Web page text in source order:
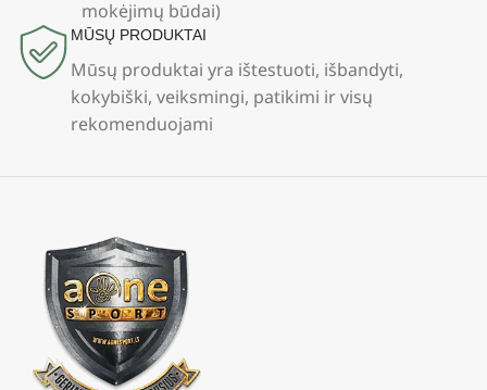
mokėjimų būdai)
MŪSŲ PRODUKTAI
Mūsų produktai yra ištestuoti, išbandyti,
kokybiški, veiksmingi, patikimi ir visų
rekomenduojami